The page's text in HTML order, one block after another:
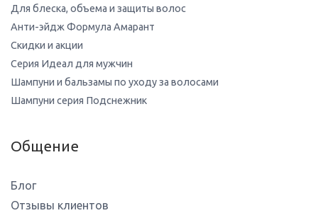
Для блеска, объема и защиты волос
Анти-эйдж Формула Амарант
Скидки и акции
Серия Идеал для мужчин
Шампуни и бальзамы по уходу за волосами
Шампуни серия Подснежник
Общение
Блог
Отзывы клиентов